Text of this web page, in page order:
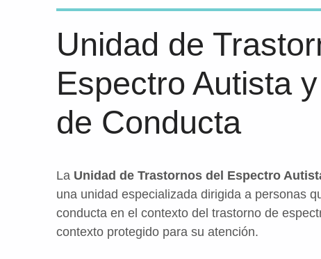
Unidad de
Espectro Autista
de Conducta
La Unidad de Trastornos del Espectro
una unidad especializada dirigida a personas
conducta en el contexto del trastorno de
contexto protegido para su atención.